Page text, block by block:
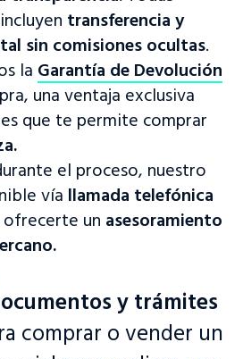
transferencia y
sin comisiones ocultas.
la Garantía de Devolución
una ventaja exclusiva
que te permite comprar
el proceso, nuestro
vía llamada telefónica
ofrecerte un asesoramiento
y trámites
comprar o vender un
a nuestro sitio web!
tasación y subasta o visita nuestro
para más información.
a la plataforma
sitio web
nuestra aplicación?
ahora!